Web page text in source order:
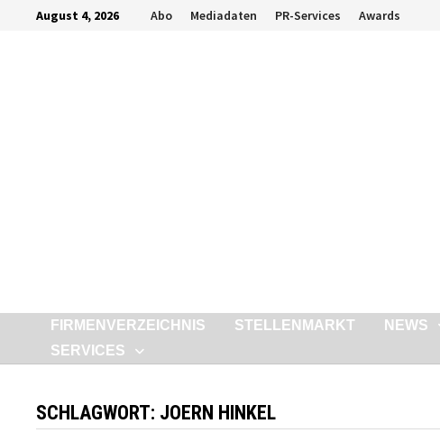
ZurückAugust 4, 2026 Abo Mediadaten PR-Services Awards
FIRMENVERZEICHNIS STELLENMARKT NEWS
SERVICES
SCHLAGWORT: JOERN HINKEL